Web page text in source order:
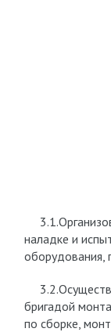
наладке и
оборудования,
бригадой
по сборке,